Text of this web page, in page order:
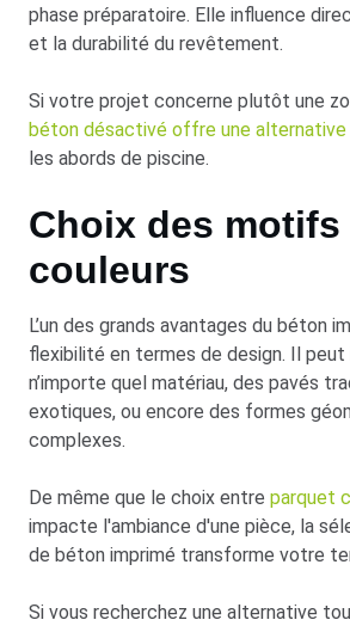
phase préparatoire. Elle influence
et la durabilité du revêtement.
Si votre projet concerne plutôt une
béton désactivé offre une alternative
les abords de piscine.
Choix des motifs
couleurs
L’un des grands avantages du béton
flexibilité en termes de design. Il peut
n’importe quel matériau, des pavés
exotiques, ou encore des formes
complexes.
De même que le choix entre parquet
impacte l'ambiance d'une pièce, la
de béton imprimé transforme votre
Si vous recherchez une alternative